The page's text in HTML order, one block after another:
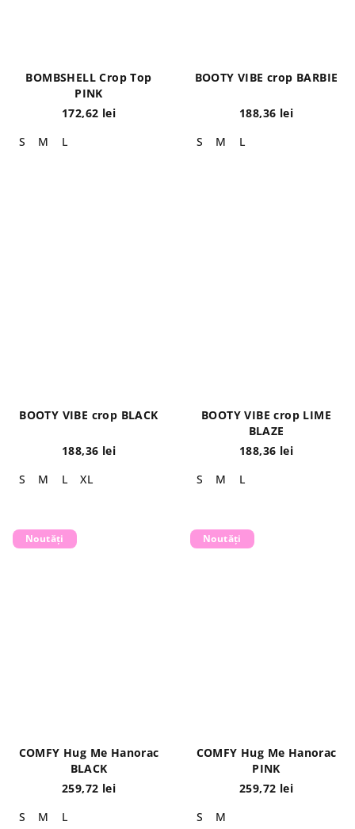
BOMBSHELL Crop Top
PINK
172,62 lei
S
M L
BOOTY VIBE crop BARBIE
188,36 lei
S
M L
BOOTY VIBE crop BLACK
188,36 lei
S
M L XL
BOOTY VIBE crop LIME
BLAZE
188,36 lei
S
M L
Noutăți
COMFY Hug Me Hanorac
BLACK
259,72 lei
S
M L
Noutăți
COMFY Hug Me Hanorac
PINK
259,72 lei
S
M